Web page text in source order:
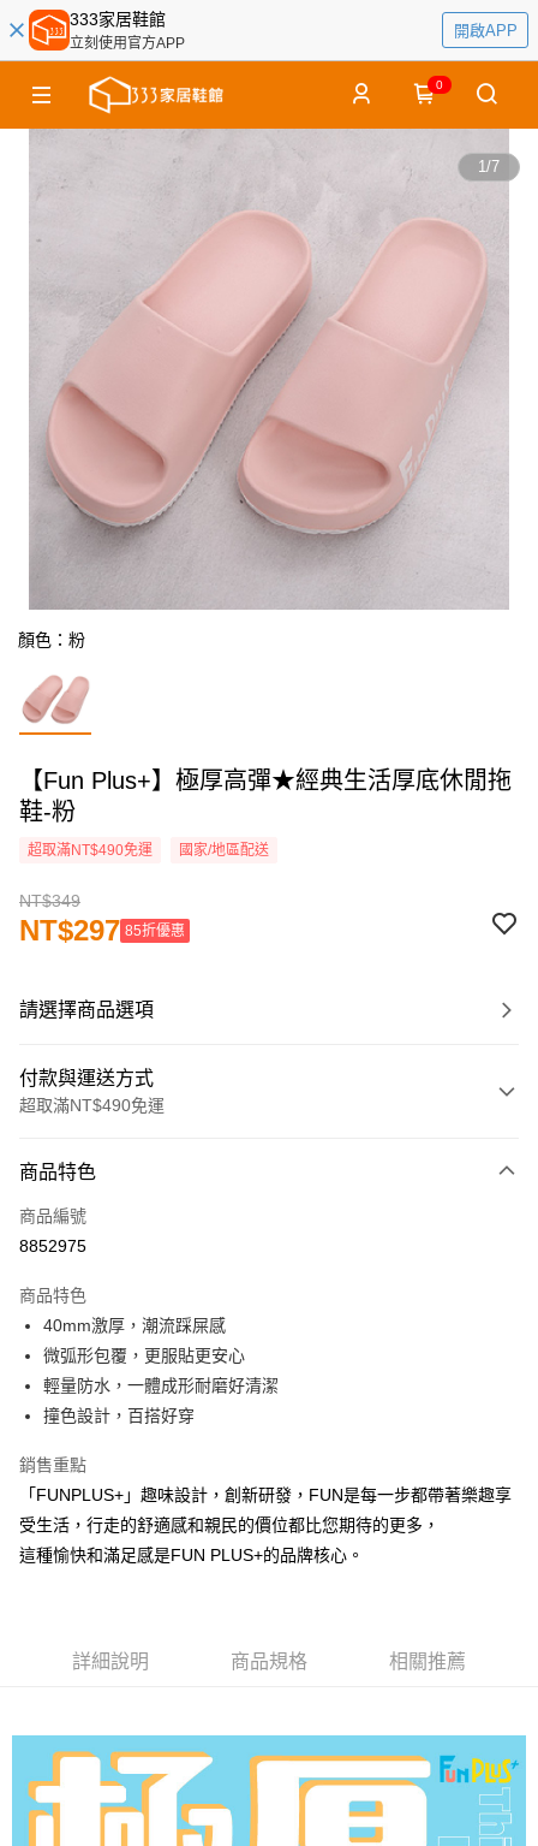
333家居鞋館
立刻使用官方APP
開啟APP
0
1/7
顏色：粉
【Fun Plus+】極厚高彈★經典生活厚底休閒拖
鞋-粉
超取滿NT$490免運 國家/地區配送
NT$349
NT$297 85折優惠
請選擇商品選項
付款與運送方式
超取滿NT$490免運
信用卡一次付款
超商取貨付款
Apple Pay
街口支付
悠遊付
Google Pay
AFTEE先享後付
相關說明
【關於「AFTEE先享後付」】
３．安心：先確認商品／服務後，再付款。
結帳頁面，進行簡訊認證並確認金額後，即可完成結帳。
２．訂單成立數日內，您將收到繳費通知簡訊。
３．收到繳費通知簡訊後14天內，點擊此簡訊中的連結，可透過四大超商／
ATM／網路銀行／等多元方式進行付款，方視為交易完成。
※ 請注意：結帳手續完成當下不需立刻繳費，但若您需要取消訂單，請聯絡
全家取貨付款
付款後 全家取貨
每筆NT$80，滿NT$490(含以上)免運費
7-11取貨付款
商品特色
商品編號
8852975
商品特色
40mm激厚，潮流踩屎感
微弧形包覆，更服貼更安心
輕量防水，一體成形耐磨好清潔
撞色設計，百搭好穿
銷售重點
「FUNPLUS+」趣味設計，創新研發，FUN是每一步都帶著樂趣享
受生活，行走的舒適感和親民的價位都比您期待的更多，
這種愉快和滿足感是FUN PLUS+的品牌核心。
詳細說明 商品規格 相關推薦